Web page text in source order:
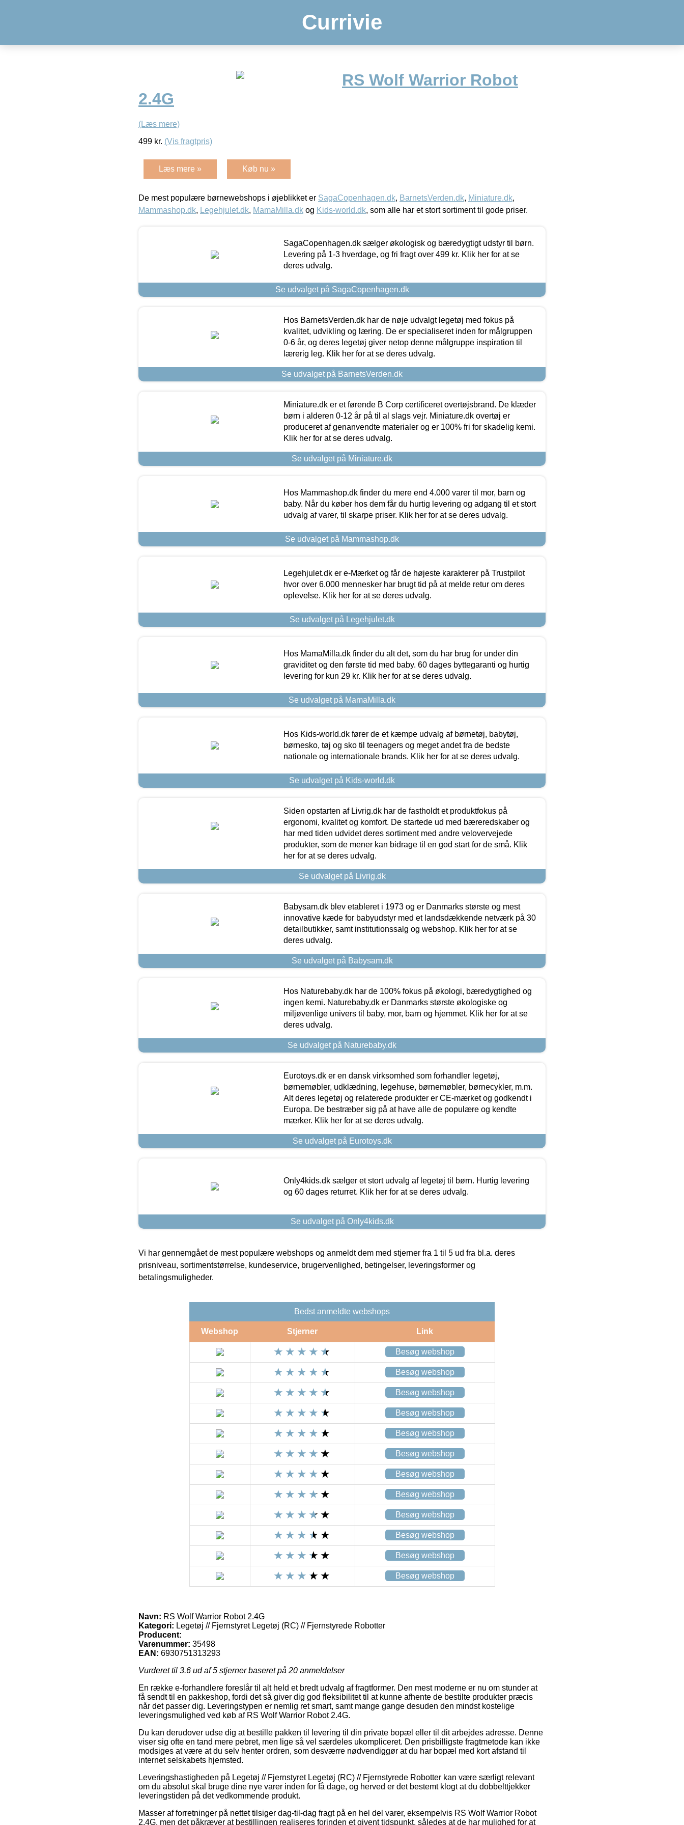
Currivie
RS Wolf Warrior Robot
2.4G
(Læs mere)
499 kr. (Vis fragtpris)
Læs mere » Køb nu »
De mest populære børnewebshops i øjeblikket er SagaCopenhagen.dk, BarnetsVerden.dk, Miniature.dk,
Mammashop.dk, Legehjulet.dk, MamaMilla.dk og Kids-world.dk, som alle har et stort sortiment til gode priser.
SagaCopenhagen.dk sælger økologisk og bæredygtigt udstyr til børn.
Levering på 1-3 hverdage, og fri fragt over 499 kr. Klik her for at se
deres udvalg.
Se udvalget på SagaCopenhagen.dk
Hos BarnetsVerden.dk har de nøje udvalgt legetøj med fokus på
kvalitet, udvikling og læring. De er specialiseret inden for målgruppen
0-6 år, og deres legetøj giver netop denne målgruppe inspiration til
lærerig leg. Klik her for at se deres udvalg.
Se udvalget på BarnetsVerden.dk
Miniature.dk er et førende B Corp certificeret overtøjsbrand. De klæder
børn i alderen 0-12 år på til al slags vejr. Miniature.dk overtøj er
produceret af genanvendte materialer og er 100% fri for skadelig kemi.
Klik her for at se deres udvalg.
Se udvalget på Miniature.dk
Hos Mammashop.dk finder du mere end 4.000 varer til mor, barn og
baby. Når du køber hos dem får du hurtig levering og adgang til et stort
udvalg af varer, til skarpe priser. Klik her for at se deres udvalg.
Se udvalget på Mammashop.dk
Legehjulet.dk er e-Mærket og får de højeste karakterer på Trustpilot
hvor over 6.000 mennesker har brugt tid på at melde retur om deres
oplevelse. Klik her for at se deres udvalg.
Se udvalget på Legehjulet.dk
Hos MamaMilla.dk finder du alt det, som du har brug for under din
graviditet og den første tid med baby. 60 dages byttegaranti og hurtig
levering for kun 29 kr. Klik her for at se deres udvalg.
Se udvalget på MamaMilla.dk
Hos Kids-world.dk fører de et kæmpe udvalg af børnetøj, babytøj,
børnesko, tøj og sko til teenagers og meget andet fra de bedste
nationale og internationale brands. Klik her for at se deres udvalg.
Se udvalget på Kids-world.dk
Siden opstarten af Livrig.dk har de fastholdt et produktfokus på
ergonomi, kvalitet og komfort. De startede ud med bæreredskaber og
har med tiden udvidet deres sortiment med andre velovervejede
produkter, som de mener kan bidrage til en god start for de små. Klik
her for at se deres udvalg.
Se udvalget på Livrig.dk
Babysam.dk blev etableret i 1973 og er Danmarks største og mest
innovative kæde for babyudstyr med et landsdækkende netværk på 30
detailbutikker, samt institutionssalg og webshop. Klik her for at se
deres udvalg.
Se udvalget på Babysam.dk
Hos Naturebaby.dk har de 100% fokus på økologi, bæredygtighed og
ingen kemi. Naturebaby.dk er Danmarks største økologiske og
miljøvenlige univers til baby, mor, barn og hjemmet. Klik her for at se
deres udvalg.
Se udvalget på Naturebaby.dk
Eurotoys.dk er en dansk virksomhed som forhandler legetøj,
børnemøbler, udklædning, legehuse, børnemøbler, børnecykler, m.m.
Alt deres legetøj og relaterede produkter er CE-mærket og godkendt i
Europa. De bestræber sig på at have alle de populære og kendte
mærker. Klik her for at se deres udvalg.
Se udvalget på Eurotoys.dk
Only4kids.dk sælger et stort udvalg af legetøj til børn. Hurtig levering
og 60 dages returret. Klik her for at se deres udvalg.
Se udvalget på Only4kids.dk
Vi har gennemgået de mest populære webshops og anmeldt dem med stjerner fra 1 til 5 ud fra bl.a. deres
prisniveau, sortimentstørrelse, kundeservice, brugervenlighed, betingelser, leveringsformer og
betalingsmuligheder.
Bedst anmeldte webshops
Webshop Stjerner Link
Besøg webshop
Besøg webshop
Besøg webshop
Besøg webshop
Besøg webshop
Besøg webshop
Besøg webshop
Besøg webshop
Besøg webshop
Besøg webshop
Besøg webshop
Besøg webshop
Navn: RS Wolf Warrior Robot 2.4G
Kategori: Legetøj // Fjernstyret Legetøj (RC) // Fjernstyrede Robotter
Producent:
Varenummer: 35498
EAN: 6930751313293
Vurderet til 3.6 ud af 5 stjerner baseret på 20 anmeldelser
En række e-forhandlere foreslår til alt held et bredt udvalg af fragtformer. Den mest moderne er nu om stunder at
få sendt til en pakkeshop, fordi det så giver dig god fleksibilitet til at kunne afhente de bestilte produkter præcis
når det passer dig. Leveringstypen er nemlig ret smart, samt mange gange desuden den mindst kostelige
leveringsmulighed ved køb af RS Wolf Warrior Robot 2.4G.
Du kan derudover udse dig at bestille pakken til levering til din private bopæl eller til dit arbejdes adresse. Denne
viser sig ofte en tand mere pebret, men lige så vel særdeles ukompliceret. Den prisbilligste fragtmetode kan ikke
modsiges at være at du selv henter ordren, som desværre nødvendiggør at du har bopæl med kort afstand til
internet selskabets hjemsted.
Leveringshastigheden på Legetøj // Fjernstyret Legetøj (RC) // Fjernstyrede Robotter kan være særligt relevant
om du absolut skal bruge dine nye varer inden for få dage, og herved er det bestemt klogt at du dobbelttjekker
leveringstiden på det vedkommende produkt.
Masser af forretninger på nettet tilsiger dag-til-dag fragt på en hel del varer, eksempelvis RS Wolf Warrior Robot
2.4G, men det påkræver at bestillingen realiseres forinden et givent tidspunkt, således at de har mulighed for at